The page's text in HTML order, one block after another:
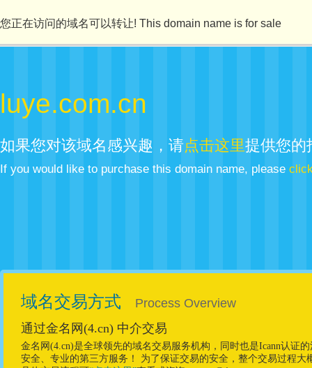
您正在访问的域名可以转让! This domain name is for sale
luye.com.cn
如果您对该域名感兴趣，请点击这里提供您的
If you would like to purchase this domain name, please
域名交易方式
Process Overview
通过金名网(4.cn) 中介交易
金名网(4.cn)是全球领先的域名交易服务机构，同时也是Icann认证
安全、专业的第三方服务！ 为了保证交易的安全，整个交易过程大